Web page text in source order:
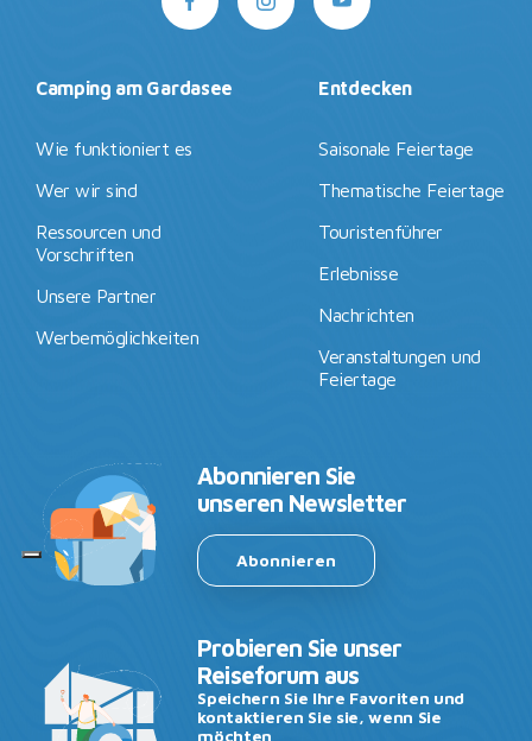
Camping am Gardasee
Wie funktioniert es
Wer wir sind
Ressourcen und
Vorschriften
Unsere Partner
Werbemöglichkeiten
Entdecken
Saisonale Feiertage
Thematische Feiertage
Touristenführer
Erlebnisse
Nachrichten
Veranstaltungen und
Feiertage
Abonnieren Sie
unseren Newsletter
Abonnieren
Probieren Sie unser
Reiseforum aus
Speichern Sie Ihre Favoriten und
kontaktieren Sie sie, wenn Sie
möchten